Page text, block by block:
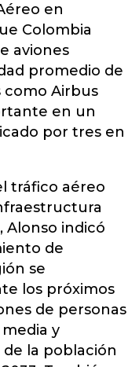
en
Colombia
aviones
promedio de
como Airbus
en un
por tres en
tráfico aéreo
Alonso indicó
de
se
los próximos
de personas
y
la población